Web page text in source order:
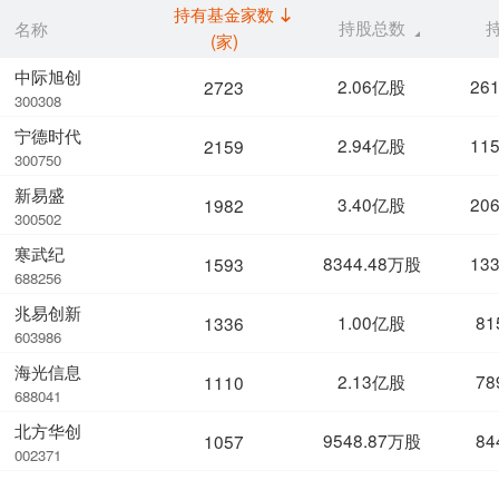
名称
中际旭创
300308
宁德时代
300750
新易盛
300502
寒武纪
688256
兆易创新
603986
海光信息
688041
北方华创
002371
持有基金家数
(家)
持股总数
2723 2.06亿股
2159 2.94亿股
1982 3.40亿股
1593 8344.48万股
1336 1.00亿股
1110 2.13亿股
1057 9548.87万股